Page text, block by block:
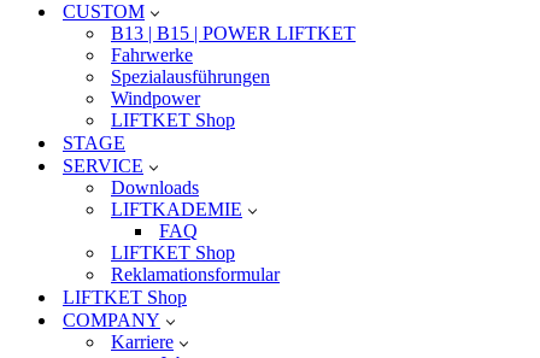
CUSTOM
B13 | B15 | POWER LIFTKET
Fahrwerke
Spezialausführungen
Windpower
LIFTKET Shop
STAGE
SERVICE
Downloads
LIFTKADEMIE
FAQ
LIFTKET Shop
Reklamationsformular
LIFTKET Shop
COMPANY
Karriere